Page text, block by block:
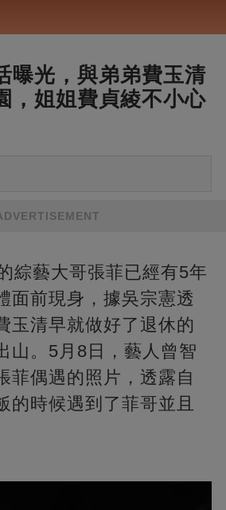
曝光，與弟弟費玉清
，姐姐費貞綾不小心
綜藝大哥張菲已經有5年
面前現身，據吳宗憲透
玉清早就做好了退休的
山。5月8日，藝人曾智
菲偶遇的照片，透露自
的時候遇到了菲哥並且